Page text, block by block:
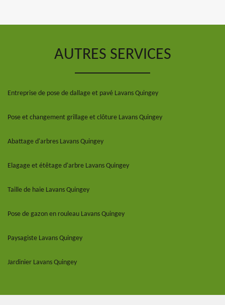
AUTRES SERVICES
Entreprise de pose de dallage et pavé Lavans Quingey
Pose et changement grillage et clôture Lavans Quingey
Abattage d'arbres Lavans Quingey
Elagage et étêtage d'arbre Lavans Quingey
Taille de haie Lavans Quingey
Pose de gazon en rouleau Lavans Quingey
Paysagiste Lavans Quingey
Jardinier Lavans Quingey